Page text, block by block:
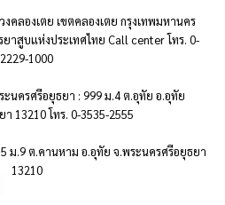
คลองเตย เขตคลองเตย กรุงเทพมหานคร
าสูบแห่งประเทศไทย Call center โทร. 0-
2229-1000
นครศรีอยุธยา : 999 ม.4 ต.อุทัย อ.อุทัย
13210 โทร. 0-3535-2555
ม.9 ต.คานหาม อ.อุทัย จ.พระนครศรีอยุธยา
13210